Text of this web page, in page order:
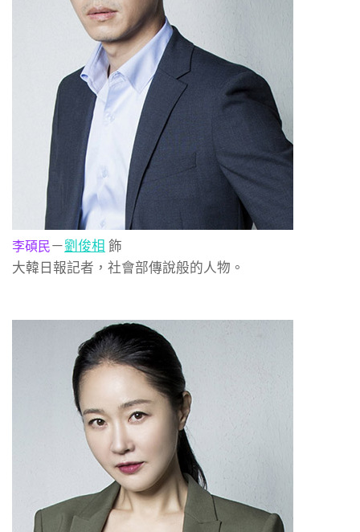
李碩民－劉俊相 飾
大韓日報記者，社會部傳說般的人物。